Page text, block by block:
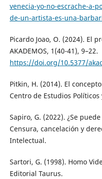
venecia-yo-no-escrache-a-
de-un-artista-es-una-
Picardo Joao, O. (2024). El
AKADEMOS, 1(40-41), 9–22.
https://doi.org/10.5377/
Pitkin, H. (2014). El
Centro de Estudios
Sapiro, G. (2022). ¿Se
Censura, cancelación y
Intelectual.
Sartori, G. (1998). Homo
Editorial Taurus.